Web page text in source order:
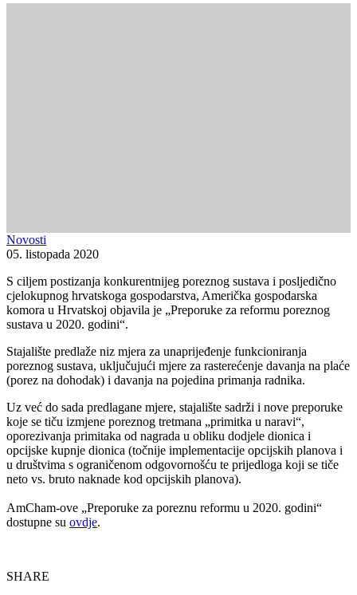
Novosti
05. listopada 2020
S ciljem postizanja konkurentnijeg poreznog sustava i posljedično
cjelokupnog hrvatskoga gospodarstva, Američka gospodarska
komora u Hrvatskoj objavila je „Preporuke za reformu poreznog
sustava u 2020. godini“.
Stajalište predlaže niz mjera za unaprijeđenje funkcioniranja
poreznog sustava, uključujući mjere za rasterećenje davanja na plaće
(porez na dohodak) i davanja na pojedina primanja radnika.
Uz već do sada predlagane mjere, stajalište sadrži i nove preporuke
koje se tiču izmjene poreznog tretmana „primitka u naravi“,
oporezivanja primitaka od nagrada u obliku dodjele dionica i
opcijske kupnje dionica (točnije implementacije opcijskih planova i
u društvima s ograničenom odgovornošću te prijedloga koji se tiče
neto vs. bruto naknade kod opcijskih planova).
AmCham-ove „Preporuke za poreznu reformu u 2020. godini“
dostupne su ovdje.
SHARE